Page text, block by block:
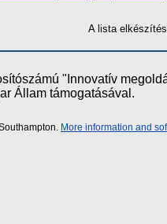
A lista
"Innovatív
Állam támogatásával.
More information and